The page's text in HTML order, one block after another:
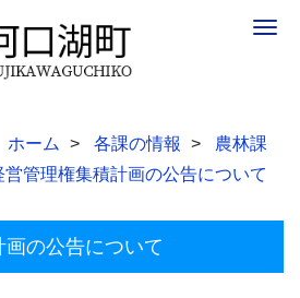
ホーム 各課の情報
農林課
営管理権集積計画の公告について
の公告について